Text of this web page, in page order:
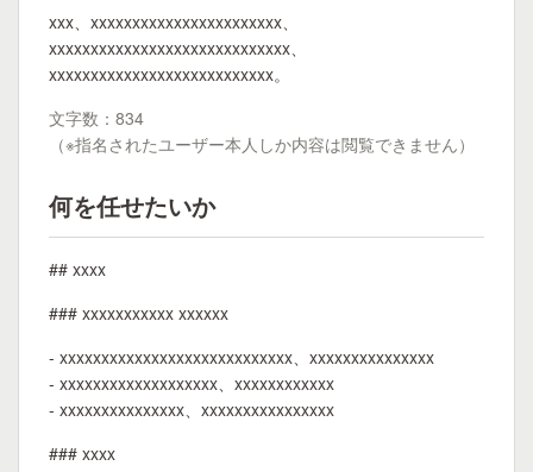
xxx、xxxxxxxxxxxxxxxxxxxxxxx、
xxxxxxxxxxxxxxxxxxxxxxxxxxxxx、
xxxxxxxxxxxxxxxxxxxxxxxxxxx。
文字数：834
（※指名されたユーザー本人しか内容は閲覧できません）
何を任せたいか
## xxxx
### xxxxxxxxxxx xxxxxx
- xxxxxxxxxxxxxxxxxxxxxxxxxxxx、xxxxxxxxxxxxxxx
- xxxxxxxxxxxxxxxxxxx、xxxxxxxxxxxx
- xxxxxxxxxxxxxxx、xxxxxxxxxxxxxxxx
### xxxx